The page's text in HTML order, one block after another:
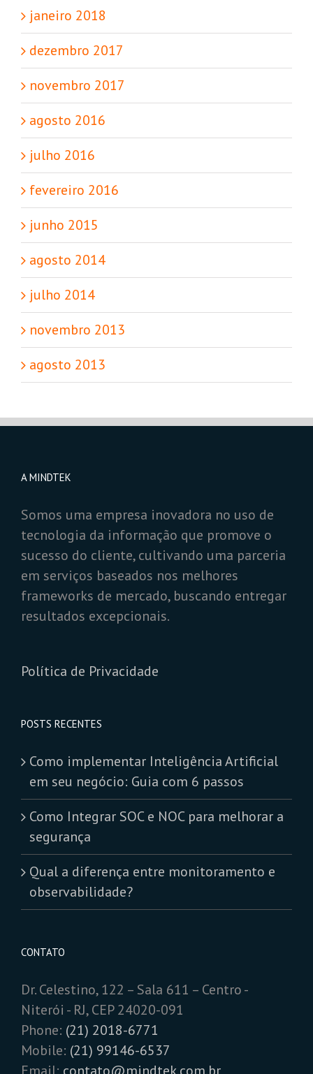
janeiro 2018
dezembro 2017
novembro 2017
agosto 2016
julho 2016
fevereiro 2016
junho 2015
agosto 2014
julho 2014
novembro 2013
agosto 2013
A MINDTEK
Somos uma empresa inovadora no uso de
tecnologia da informação que promove o
sucesso do cliente, cultivando uma parceria
em serviços baseados nos melhores
frameworks de mercado, buscando entregar
resultados excepcionais.
Política de Privacidade
POSTS RECENTES
Como implementar Inteligência Artificial
em seu negócio: Guia com 6 passos
Como Integrar SOC e NOC para melhorar a
segurança
Qual a diferença entre monitoramento e
observabilidade?
CONTATO
Dr. Celestino, 122 – Sala 611 – Centro -
Niterói - RJ, CEP 24020-091
Phone: (21) 2018-6771
Mobile: (21) 99146-6537
Email: contato@mindtek.com.br